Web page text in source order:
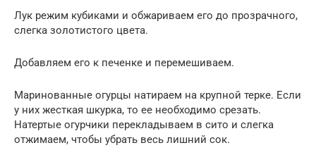
Лук режим кубиками и обжариваем его до прозрачного,
слегка золотистого цвета.
Добавляем его к печенке и перемешиваем.
Маринованные огурцы натираем на крупной терке. Если
у них жесткая шкурка, то ее необходимо срезать.
Натертые огурчики перекладываем в сито и слегка
отжимаем, чтобы убрать весь лишний сок.